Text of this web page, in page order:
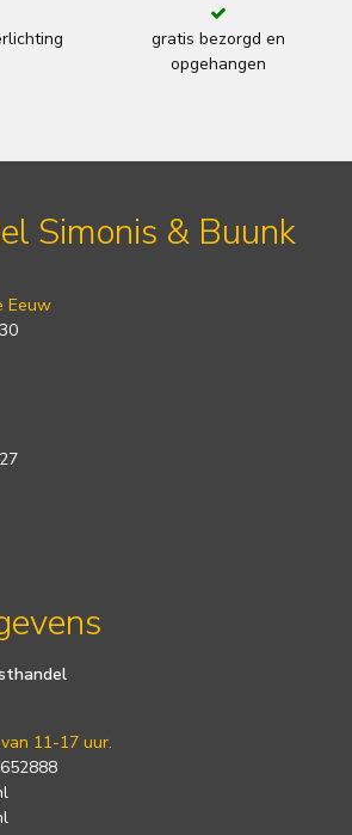
gratis bezorgd en
opgehangen
Simonis & Buunk
Eeuw
11-17 uur.